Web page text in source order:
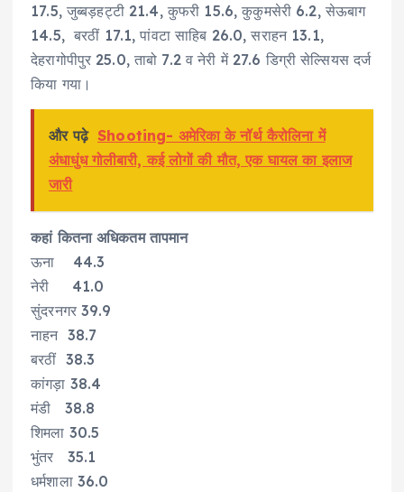
17.5, जुब्बड़हट्टी 21.4, कुफरी 15.6, कुकुमसेरी 6.2, सेऊबाग
14.5, बरठीं 17.1, पांवटा साहिब 26.0, सराहन 13.1,
देहरागोपीपुर 25.0, ताबो 7.2 व नेरी में 27.6 डिग्री सेल्सियस दर्ज
किया गया।
और पढ़े Shooting- अमेरिका के नॉर्थ कैरोलिना में
अंधाधुंध गोलीबारी, कई लोगों की मौत, एक घायल का इलाज
जारी
कहां कितना अधिकतम तापमान
ऊना 44.3
नेरी 41.0
सुंदरनगर 39.9
नाहन 38.7
बरठीं 38.3
कांगड़ा 38.4
मंडी 38.8
शिमला 30.5
भुंतर 35.1
धर्मशाला 36.0